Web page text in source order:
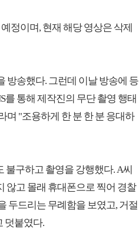
정이며, 현재 해당 영상은 삭제
방송했다. 그런데 이날 방송에 등
를 통해 제작진의 무단 촬영 행태
며 "조용하게 한 분 한 분 응대하
불구하고 촬영을 강행했다. A씨
않고 몰래 휴대폰으로 찍어 경찰
두드리는 무례함을 보였고, 거절
덧붙였다.